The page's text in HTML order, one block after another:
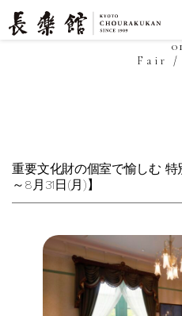
01
Fair /
重要文化財の個室で愉しむ 特
～8月31日(月)】